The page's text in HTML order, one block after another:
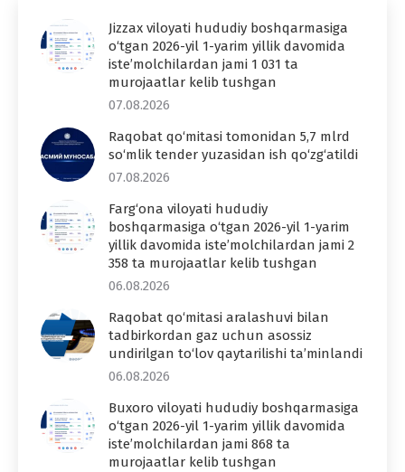
Jizzax viloyati hududiy boshqarmasiga
o‘tgan 2026-yil 1-yarim yillik davomida
iste’molchilardan jami 1 031 ta
murojaatlar kelib tushgan
07.08.2026
Raqobat qo‘mitasi tomonidan 5,7 mlrd
so‘mlik tender yuzasidan ish qo‘zg‘atildi
07.08.2026
Farg‘ona viloyati hududiy
boshqarmasiga o‘tgan 2026-yil 1-yarim
yillik davomida iste’molchilardan jami 2
358 ta murojaatlar kelib tushgan
06.08.2026
Raqobat qo‘mitasi aralashuvi bilan
tadbirkordan gaz uchun asossiz
undirilgan to‘lov qaytarilishi ta’minlandi
06.08.2026
Buxoro viloyati hududiy boshqarmasiga
o‘tgan 2026-yil 1-yarim yillik davomida
iste’molchilardan jami 868 ta
murojaatlar kelib tushgan